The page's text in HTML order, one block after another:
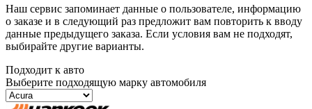
Наш сервис запоминает данные о пользователе, информацию
о заказе и в следующий раз предложит вам повторить к вводу
данные предыдущего заказа. Если условия вам не подходят,
выбирайте другие варианты.
Подходит к авто
Выберите подходящую марку автомобиля